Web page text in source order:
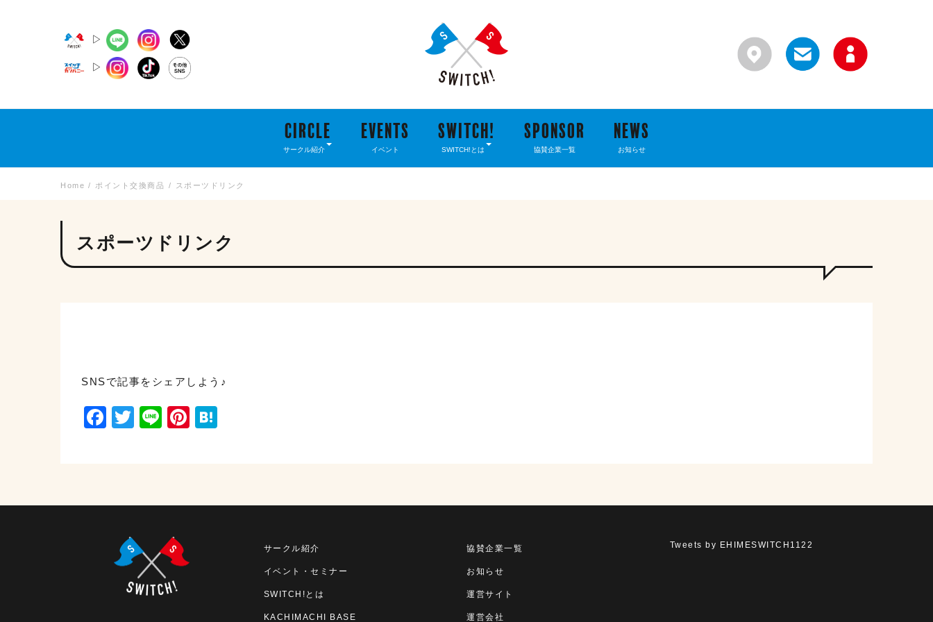
▷
▷
CIRCLE
サークル紹介
EVENTS
イベント
SWITCH!
SWITCH!とは
SPONSOR
協賛企業一覧
NEWS
お知らせ
Home ポイント交換商品 スポーツドリンク
スポーツドリンク
SNSで記事をシェアしよう♪
Facebook
Twitter
LinePinterest
サークル紹介
イベント・セミナー
SWITCH!とは
KACHIMACHI BASE
協賛企業一覧
お知らせ
運営サイト
運営会社
Tweets by EHIMESWITCH1122